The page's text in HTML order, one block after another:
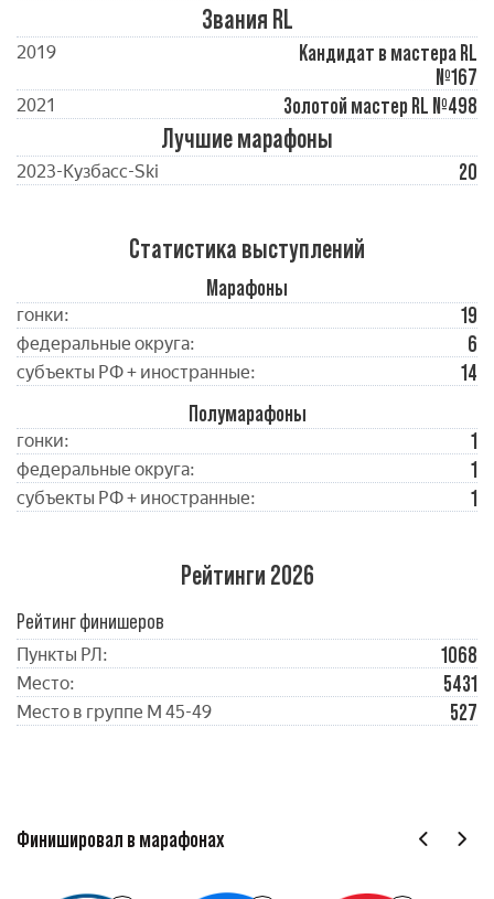
Звания RL
2019
Кандидат в мастера RL
№167
2021 Золотой мастер RL №498
Лучшие марафоны
2023-Кузбасc-Ski 20
Статистика выступлений
Марафоны
гонки: 19
федеральные округа: 6
субъекты РФ + иностранные:
14
Полумарафоны
гонки: 1
федеральные округа: 1
субъекты РФ + иностранные: 1
Рейтинги 2026
Рейтинг финишеров
Пункты РЛ: 1068
Место: 5431
Место в группе М 45-49 527
Финишировал в марафонах